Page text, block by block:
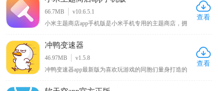
的保险查询与办理渠道，助力用户轻松掌握车险信息及完
成相关业务操作。
66.7MB
v10.6.5.1
小米主题商店app手机版是小米手机专用的主题商店，拥
同，同时该APP对安卓原生系统进行优化改良，可使手机
运行更流畅、操作更快捷，在KK下载站可下载体验这一
能为小米手机带来独特体验与性能优化的主题商店APP 。
查看
冲鸭变速器
46.97MB
v1.5.8
冲鸭变速器app最新版为喜欢玩游戏的同胞们量身打造的
查看